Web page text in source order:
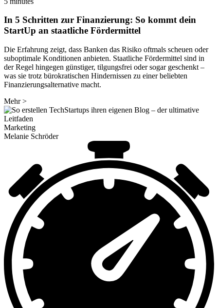
In 5 Schritten zur Finanzierung: So kommt dein
StartUp an staatliche Fördermittel
Die Erfahrung zeigt, dass Banken das Risiko oftmals scheuen oder
suboptimale Konditionen anbieten. Staatliche Fördermittel sind in
der Regel hingegen günstiger, tilgungsfrei oder sogar geschenkt –
was sie trotz bürokratischen Hindernissen zu einer beliebten
Finanzierungsalternative macht.
Mehr>
Marketing
Melanie Schröder